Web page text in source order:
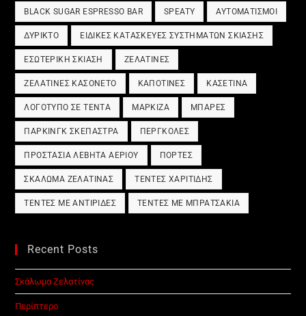
BLACK SUGAR ESPRESSO BAR SPEATY ΑΥΤΟΜΑΤΙΣΜΟΊ
ΔΎΡΙΚΤΟ ΕΙΔΙΚΈΣ ΚΑΤΑΣΚΕΥΈΣ ΣΥΣΤΗΜΆΤΩΝ ΣΚΊΑΣΗΣ
ΕΣΩΤΕΡΙΚΉ ΣΚΊΑΣΗ ΖΕΛΑΤΊΝΕΣ
ΖΕΛΑΤΊΝΕΣ ΚΑΣΟΝΈΤΟ ΚΑΠΟΤΊΝΕΣ ΚΑΣΕΤΊΝΑ
ΛΟΓΌΤΥΠΟ ΣΕ ΤΈΝΤΑ ΜΑΡΚΊΖΑ ΜΠΆΡΕΣ
ΠΆΡΚΙΝΓΚ ΣΚΈΠΑΣΤΡΑ ΠΈΡΓΚΟΛΕΣ
ΠΡΟΣΤΑΣΊΑ ΛΈΒΗΤΑ ΑΕΡΊΟΥ ΠΌΡΤΕΣ
ΣΚΆΛΩΜΑ ΖΕΛΑΤΊΝΑΣ ΤΈΝΤΕΣ ΧΑΡΙΤΊΔΗΣ
ΤΈΝΤΕΣ ΜΕ ΑΝΤΙΡΊΔΕΣ ΤΈΝΤΕΣ ΜΕ ΜΠΡΑΤΣΆΚΙΑ
Recent Posts
Σκάλωμα Ζελατίνας
Περίπτερο